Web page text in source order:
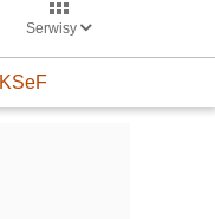
Serwisy
KSeF